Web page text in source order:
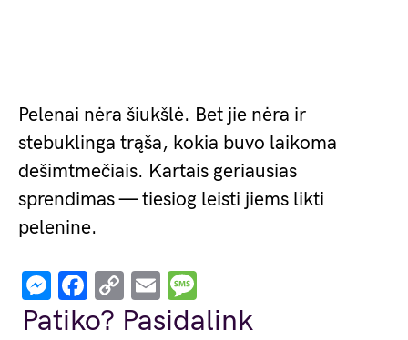
Pelenai nėra šiukšlė. Bet jie nėra ir
stebuklinga trąša, kokia buvo laikoma
dešimtmečiais. Kartais geriausias
sprendimas — tiesiog leisti jiems likti
pelenine.
Messenger
Facebook
Copy
Link
Email
Patiko? Pasidalink